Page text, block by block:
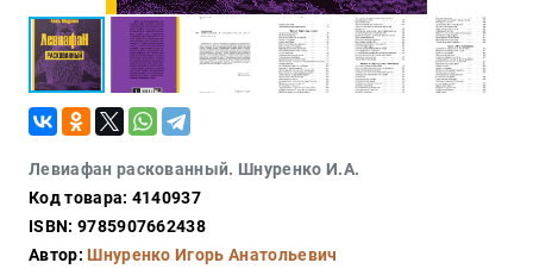
Левиафан раскованный. Шнуренко И.А.
Код товара: 4140937
ISBN: 9785907662438
Автор:Шнуренко Игорь Анатольевич
Религия
Туризм
Разное
Кухня,
гастрономия,
кулинария